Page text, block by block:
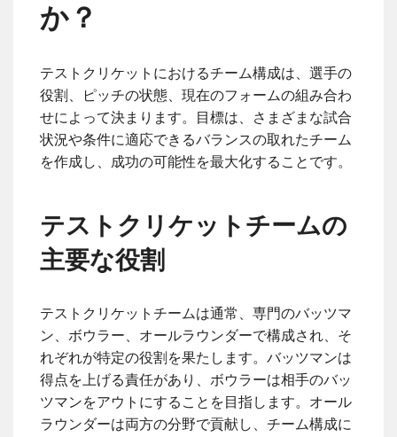
か？
テストクリケットにおけるチーム構成は、選手の
役割、ピッチの状態、現在のフォームの組み合わ
せによって決まります。目標は、さまざまな試合
状況や条件に適応できるバランスの取れたチーム
を作成し、成功の可能性を最大化することです。
テストクリケットチームの
主要な役割
テストクリケットチームは通常、専門のバッツマ
ン、ボウラー、オールラウンダーで構成され、そ
れぞれが特定の役割を果たします。バッツマンは
得点を上げる責任があり、ボウラーは相手のバッ
ツマンをアウトにすることを目指します。オール
ラウンダーは両方の分野で貢献し、チーム構成に